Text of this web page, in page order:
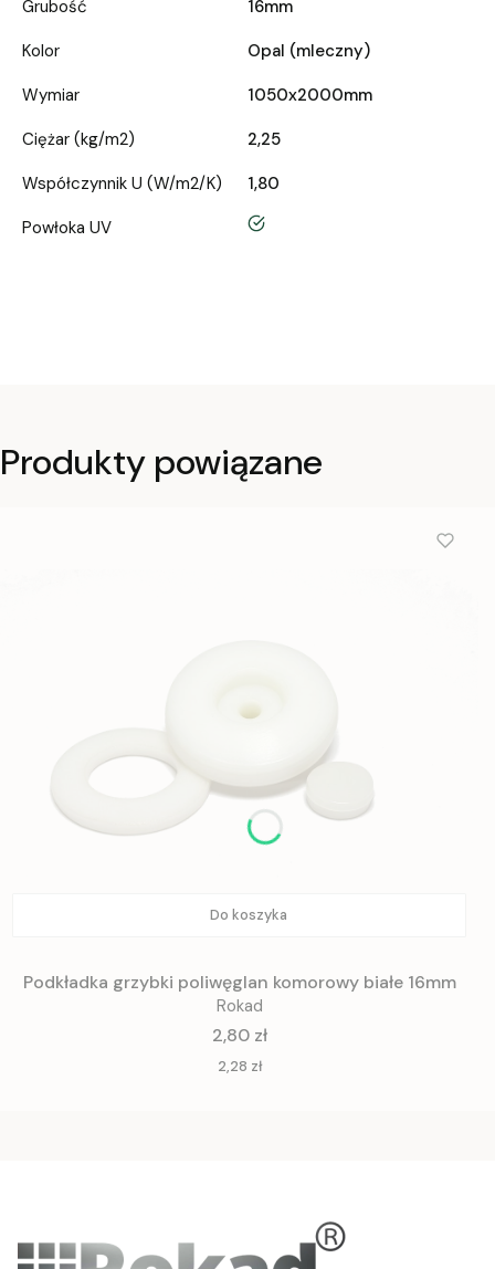
Grubość
16mm
Kolor
Opal (mleczny)
Wymiar
1050x2000mm
Ciężar (kg/m2)
2,25
Współczynnik U (W/m2/K)
1,80
Powłoka UV
tak
Produkty powiązane
Do koszyka
Podkładka grzybki poliwęglan komorowy białe 16mm
Rokad
Cena
2,80 zł
Cena
2,28 zł